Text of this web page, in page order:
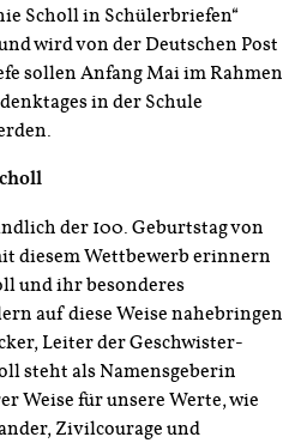
Scholl in Schülerbriefen“
wird von der Deutschen Post
sollen Anfang Mai im Rahmen
in der Schule
der 100. Geburtstag von
diesem Wettbewerb erinnern
und ihr besonderes
auf diese Weise nahebringen
Leiter der Geschwister-
steht als Namensgeberin
Weise für unsere Werte, wie
Zivilcourage und